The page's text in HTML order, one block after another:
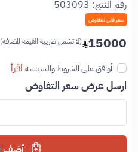
رقم المنتج: 503093
سعر قابل للتفاوض
15000 (لا تشمل ضريبة القيمة المضافة)
أوافق على الشروط والسياسة اقرأ
ارسل عرض سعر التفاوض